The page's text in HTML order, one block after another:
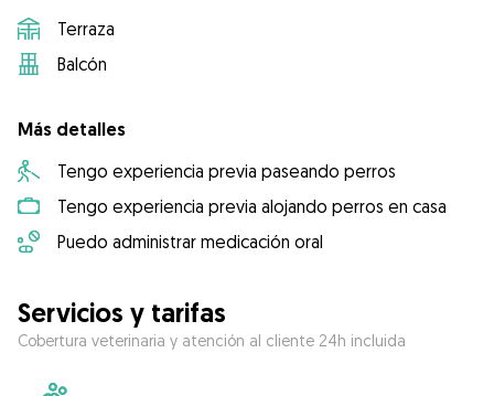
Terraza
Balcón
Más detalles
Tengo experiencia previa paseando perros
Tengo experiencia previa alojando perros en casa
Puedo administrar medicación oral
Servicios y tarifas
Cobertura veterinaria y atención al cliente 24h incluida